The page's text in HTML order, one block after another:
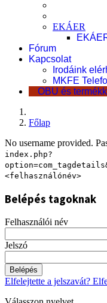
EKÁER
Fórum
Kapcsolat
Irodáink
MKFE
OBU és
Főlap
No username provided.
index.php?
<felhasználónév>
Belépés tagoknak
Felhasználói név
Jelszó
Belépés
Elfelejtette a jelszavát?